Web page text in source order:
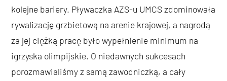
kolejne bariery. Pływaczka AZS-u UMCS zdominowała
rywalizację grzbietową na arenie krajowej, a nagrodą
za jej ciężką pracę było wypełnienie minimum na
igrzyska olimpijskie. O niedawnych sukcesach
porozmawialiśmy z samą zawodniczką, a cały